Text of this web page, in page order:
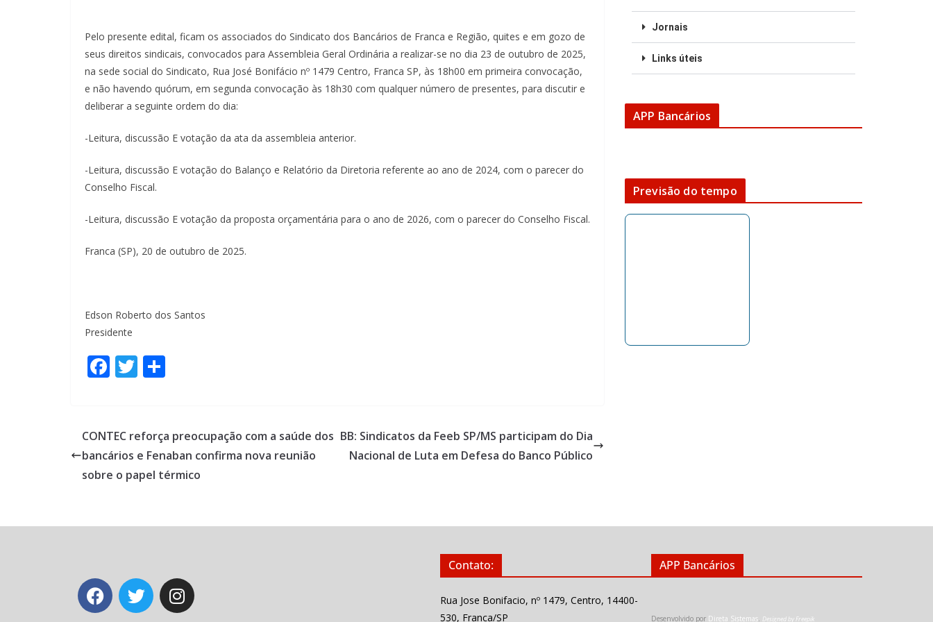
Pelo presente edital, ficam os associados do Sindicato dos Bancários de Franca e Região, quites e em gozo de
seus direitos sindicais, convocados para Assembleia Geral Ordinária a realizar-se no dia 23 de outubro de 2025,
na sede social do Sindicato, Rua José Bonifácio nº 1479 Centro, Franca SP, às 18h00 em primeira convocação,
e não havendo quórum, em segunda convocação às 18h30 com qualquer número de presentes, para discutir e
deliberar a seguinte ordem do dia:
-Leitura, discussão E votação da ata da assembleia anterior.
-Leitura, discussão E votação do Balanço e Relatório da Diretoria referente ao ano de 2024, com o parecer do
Conselho Fiscal.
-Leitura, discussão E votação da proposta orçamentária para o ano de 2026, com o parecer do Conselho Fiscal.
Franca (SP), 20 de outubro de 2025.
Edson Roberto dos Santos
Presidente
F
b
o
o
T
er e
CONTEC reforça preocupação com a saúde dos
bancários e Fenaban confirma nova reunião
sobre o papel térmico
BB: Sindicatos da Feeb SP/MS participam do Dia
Nacional de Luta em Defesa do Banco Público
Jornais
Links úteis
APP Bancários
Previsão do tempo
Contato:
Rua Jose Bonifacio, nº 1479, Centro, 14400-
530, Franca/SP
APP Bancários
Desenvolvido por Direta Sistemas. Designed by Freepik